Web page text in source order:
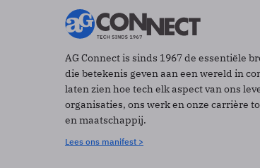
AG Connect is sinds 1967 de essentiële
die betekenis geven aan een wereld in
laten zien hoe tech elk aspect van ons
organisaties, ons werk en onze carrière
en maatschappij.
Lees ons manifest >